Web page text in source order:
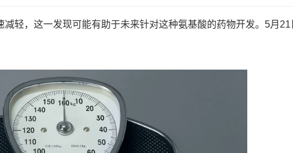
轻，这一发现可能有助于未来针对这种氨基酸的药物开发。5月